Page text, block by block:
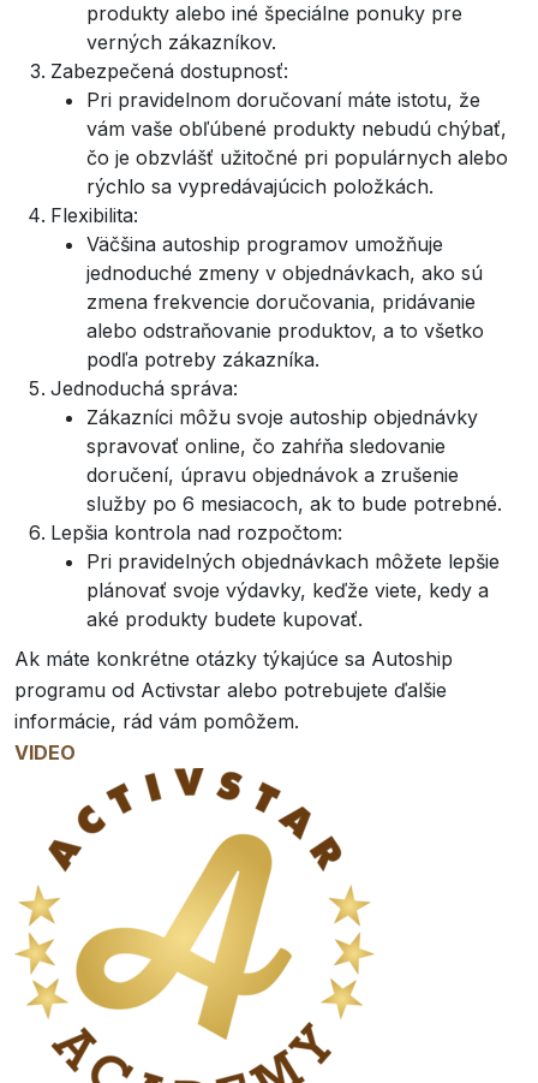
produkty alebo iné špeciálne ponuky pre
verných zákazníkov.
Zabezpečená dostupnosť:
Pri pravidelnom doručovaní máte istotu, že
vám vaše obľúbené produkty nebudú chýbať,
čo je obzvlášť užitočné pri populárnych alebo
rýchlo sa vypredávajúcich položkách.
Flexibilita:
Väčšina autoship programov umožňuje
jednoduché zmeny v objednávkach, ako sú
zmena frekvencie doručovania, pridávanie
alebo odstraňovanie produktov, a to všetko
podľa potreby zákazníka.
Jednoduchá správa:
Zákazníci môžu svoje autoship objednávky
spravovať online, čo zahŕňa sledovanie
doručení, úpravu objednávok a zrušenie
služby po 6 mesiacoch, ak to bude potrebné.
Lepšia kontrola nad rozpočtom:
Pri pravidelných objednávkach môžete lepšie
plánovať svoje výdavky, keďže viete, kedy a
aké produkty budete kupovať.
Ak máte konkrétne otázky týkajúce sa Autoship
programu od Activstar alebo potrebujete ďalšie
informácie, rád vám pomôžem.
VIDEO